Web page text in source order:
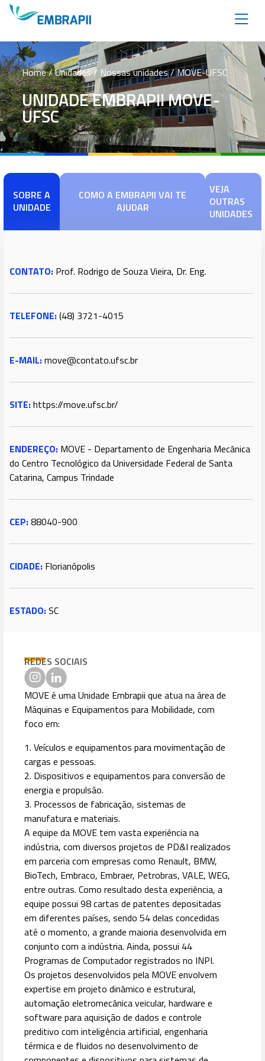
Home/ Unidades / Nossas unidades / MOVE-UFSC
UNIDADE EMBRAPII MOVE-
UFSC
SOBRE A
UNIDADE
COMO A EMBRAPII VAI TE
AJUDAR
VEJA
OUTRAS
UNIDADES
CONTATO: Prof. Rodrigo de Souza Vieira, Dr. Eng.
TELEFONE:(48) 3721-4015
E-MAIL:move@contato.ufsc.br
SITE:https://move.ufsc.br/
ENDEREÇO: MOVE - Departamento de Engenharia Mecânica
do Centro Tecnológico da Universidade Federal de Santa
Catarina, Campus Trindade
CEP:88040-900
CIDADE: Florianópolis
ESTADO:SC
REDES SOCIAIS
MOVE é uma Unidade Embrapii que atua na área de
Máquinas e Equipamentos para Mobilidade, com
foco em:
1. Veículos e equipamentos para movimentação de
cargas e pessoas.
2. Dispositivos e equipamentos para conversão de
energia e propulsão.
3. Processos de fabricação, sistemas de
manufatura e materiais.
A equipe da MOVE tem vasta experiência na
indústria, com diversos projetos de PD&I realizados
em parceria com empresas como Renault, BMW,
BioTech, Embraco, Embraer, Petrobras, VALE, WEG,
entre outras. Como resultado desta experiência, a
equipe possui 98 cartas de patentes depositadas
em diferentes países, sendo 54 delas concedidas
até o momento, a grande maioria desenvolvida em
conjunto com a indústria. Ainda, possui 44
Programas de Computador registrados no INPI.
Os projetos desenvolvidos pela MOVE envolvem
expertise em projeto dinâmico e estrutural,
automação eletromecânica veicular, hardware e
software para aquisição de dados e controle
preditivo com inteligência artificial, engenharia
térmica e de fluidos no desenvolvimento de